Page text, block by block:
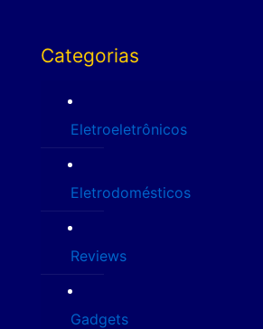
Categorias
Eletroeletrônicos
Eletrodomésticos
Reviews
Gadgets